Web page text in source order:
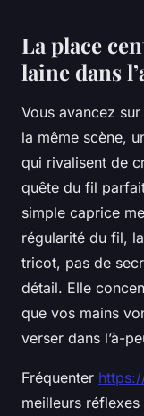
La place
laine dans
Vous avancez
la même scène,
qui rivalisent de
quête du fil
simple caprice
régularité du fil,
tricot, pas de
détail. Elle
que vos mains
verser dans l’à-
Fréquenter
meilleurs